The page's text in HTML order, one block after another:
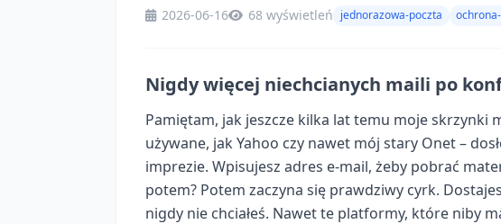
2026-06-16 68 wyświetleń jednorazowa-poczta
Nigdy więcej niechcianych maili po
Pamiętam, jak jeszcze kilka lat temu moje skrzynki
używane, jak Yahoo czy nawet mój stary Onet –
imprezie. Wpisujesz adres e-mail, żeby pobrać
potem? Potem zaczyna się prawdziwy cyrk.
nigdy nie chciałeś. Nawet te platformy, które niby